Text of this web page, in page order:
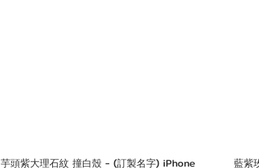
芋頭紫大理石紋 撞白殼 - (訂製名字) iPhone
藍紫玫